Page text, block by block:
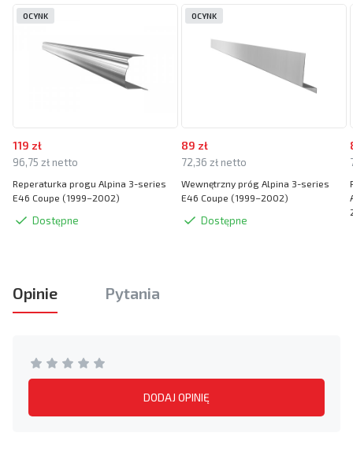
119 zł
96,75 zł netto
Reperaturka progu Alpina 3-series
E46 Coupe (1999–2002)
Dostępne
OCYNK
89 zł
72,36 zł netto
Wewnętrzny próg Alpina 3-series
E46 Coupe (1999–2002)
Dostępne
OCYNK
Opinie Pytania
DODAJ OPINIĘ